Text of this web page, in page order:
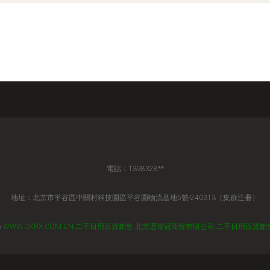
電話：1398328**
地址：北京市平谷區中關村科技園區平谷園物流基地5號-240313（集群注冊）
WWW.DKRX.COM.CN 二手日用百貨銷售 北京通瑞冠商貿有限公司 二手日用百貨銷